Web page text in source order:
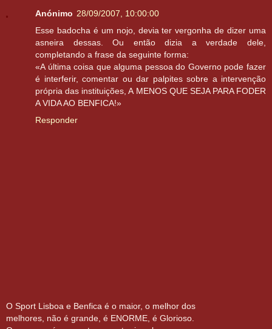
Anónimo 28/09/2007, 10:00:00
Esse badocha é um nojo, devia ter vergonha de dizer uma
asneira dessas. Ou então dizia a verdade dele,
completando a frase da seguinte forma:
«A última coisa que alguma pessoa do Governo pode fazer
é interferir, comentar ou dar palpites sobre a intervenção
própria das instituições, A MENOS QUE SEJA PARA FODER
A VIDA AO BENFICA!»
Responder
O Sport Lisboa e Benfica é o maior, o melhor dos
melhores, não é grande, é ENORME, é Glorioso.